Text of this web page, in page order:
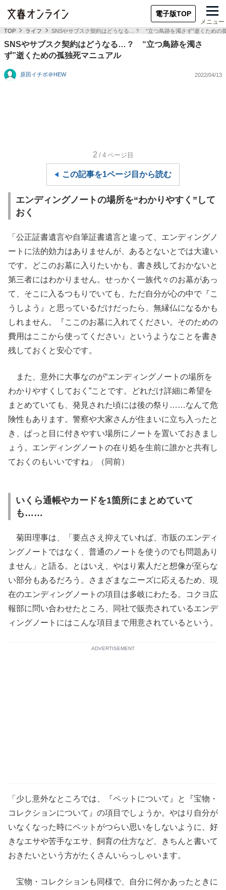
電子版TOP
メニュー
TOP ライフ SNSやサブスク契約はどうなる…？ “立つ鳥跡を濁さず”逝くための
SNSやサブスク契約はどうなる…？ “立つ鳥跡を濁さ
ず”逝くための孤独死マニュアル
原田イチボ＠HEW 2022/04/13
2 /4 ページ目
この記事を1ページ目から読む
エンディングノートの場所を“わかりやすく”して
おく
「公正証書遺言や自筆証書遺言と違って、エンディングノ
ートに法的効力はありませんが、あるとないとでは大違い
です。どこのお墓に入りたいかも、書き残しておかないと
第三者にはわかりません。せっかく一族代々のお墓があっ
て、そこに入るつもりでいても、ただ自分が心の中で『こ
うしよう』と思っているだけだったら、無縁仏になるかも
しれません。『ここのお墓に入れてください。そのための
費用はここから使ってください』というようなことを書き
残しておくと安心です。
また、意外に大事なのが“エンディングノートの場所を
わかりやすくしておく”ことです。どれだけ詳細に希望を
まとめていても、発見された頃には後の祭り……なんて危
険性もあります。警察や大家さんが住まいに立ち入ったと
き、ぱっと目に付きやすい場所にノートを置いておきまし
ょう。エンディングノートの在り処を生前に誰かと共有し
ておくのもいいですね」（同前）
いくら通帳やカードを1箇所にまとめていて
も……
菊田理事は、「要点さえ抑えていれば、市販のエンディ
ングノートではなく、普通のノートを使うのでも問題あり
ません」と語る。とはいえ、やはり素人だと想像が至らな
い部分もあるだろう。さまざまなニーズに応えるため、現
在のエンディングノートの項目は多岐にわたる。コクヨ広
報部に問い合わせたところ、同社で販売されているエンデ
ィングノートにはこんな項目まで用意されているという。
ADVERTISEMENT
「少し意外なところでは、『ペットについて』と『宝物・
コレクションについて』の項目でしょうか。やはり自分が
いなくなった時にペットがつらい思いをしないように、好
きなエサや苦手なエサ、飼育の仕方など、きちんと書いて
おきたいという方がたくさんいらっしゃいます。
宝物・コレクションも同様で、自分に何かあったときに